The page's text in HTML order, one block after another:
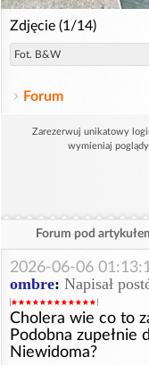
Zdjęcie (1/14)
Fot. B&W
Forum
Zarezerwuj unikatowy
wymieniaj poglądy
Forum pod
2026-06-06
ombre: Napisał
Cholera wie co to
Podobna zupełnie
Niewidoma?